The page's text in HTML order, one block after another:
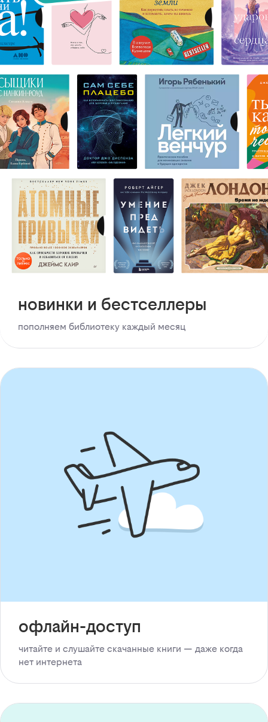
новинки и бестселлеры
пополняем библиотеку каждый месяц
офлайн-доступ
читайте и слушайте скачанные книги — даже когда
нет интернета